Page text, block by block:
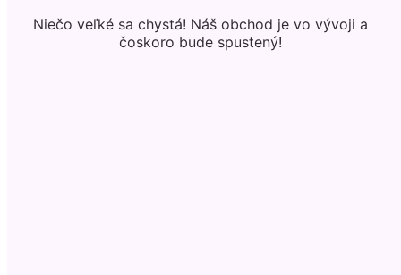
Niečo veľké sa chystá! Náš obchod je vo vývoji a
čoskoro bude spustený!